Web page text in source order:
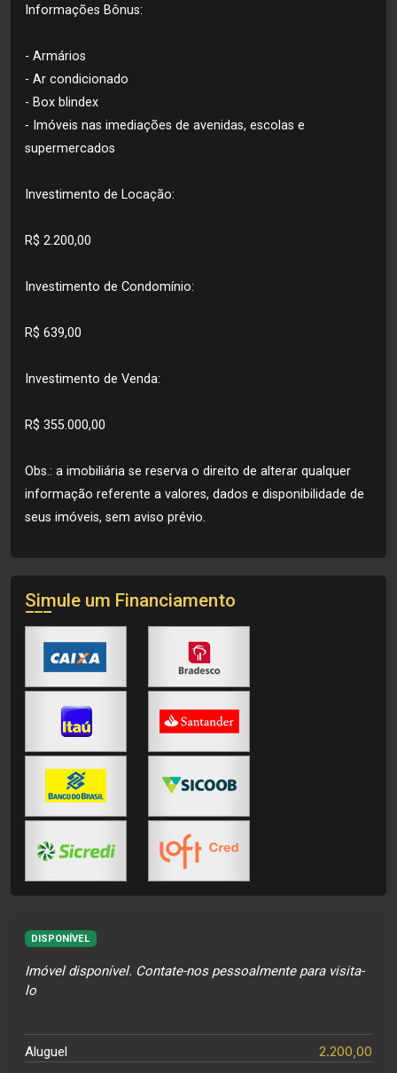
Informações Bônus:
- Armários
- Ar condicionado
- Box blindex
- Imóveis nas imediações de avenidas, escolas e
supermercados
Investimento de Locação:
R$ 2.200,00
Investimento de Condomínio:
R$ 639,00
Investimento de Venda:
R$ 355.000,00
Obs.: a imobiliária se reserva o direito de alterar qualquer
informação referente a valores, dados e disponibilidade de
seus imóveis, sem aviso prévio.
Simule um Financiamento
DISPONÍVEL
Imóvel disponível. Contate-nos pessoalmente para visita-
lo
Aluguel 2.200,00